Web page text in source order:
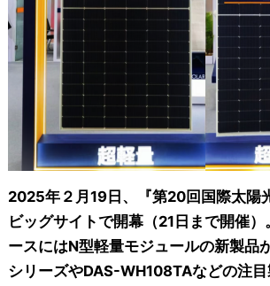
2025年２月19日、『第20回国際太陽
ビッグサイトで開幕（21日まで開催
ースにはN型軽量モジュールの新製品
シリーズやDAS-WH108TAなどの注